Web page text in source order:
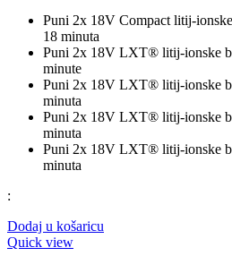
Puni 2x 18V Compact litij-
18 minuta
Puni 2x 18V LXT® litij-ionske
minute
Puni 2x 18V LXT® litij-ionske
minuta
Puni 2x 18V LXT® litij-ionske
minuta
Puni 2x 18V LXT® litij-ionske
minuta
:
Dodaj u košaricu
Quick view